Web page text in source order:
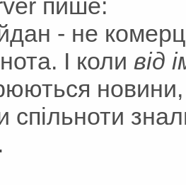
пише:
- не
І коли від
спільноти